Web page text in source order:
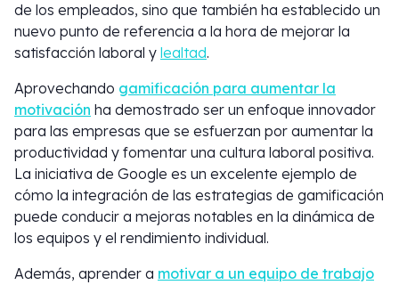
de los empleados, sino que también ha establecido un
nuevo punto de referencia a la hora de mejorar la
satisfacción laboral y lealtad.
Aprovechando gamificación para aumentar la
motivación ha demostrado ser un enfoque innovador
para las empresas que se esfuerzan por aumentar la
productividad y fomentar una cultura laboral positiva.
La iniciativa de Google es un excelente ejemplo de
cómo la integración de las estrategias de gamificación
puede conducir a mejoras notables en la dinámica de
los equipos y el rendimiento individual.
Además, aprender a motivar a un equipo de trabajo